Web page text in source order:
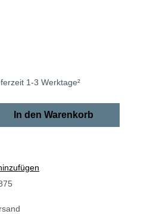
1-3 Werktage²
In den Warenkorb